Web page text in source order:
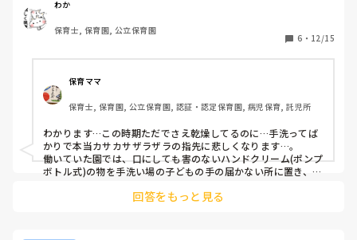
意味になってしまいます…
わか
保育士, 保育園, 公立保育園
6 ・ 12/15
保育ママ
保育士, 保育園, 公立保育園, 認証・認定保育園, 病児保育, 託児所
わかります…この時期ただでさえ乾燥してるのに…手洗ってば
かりで本当カサカサザラザラの指先に悲しくなります…。
働いていた園では、口にしても害のないハンドクリーム(ポンプ
ボトル式)の物を手洗い場の子どもの手の届かない所に置き、保
手洗っても、その流れに慣れると手の潤いもだいぶ蘇ってきま
回答をもっと見る